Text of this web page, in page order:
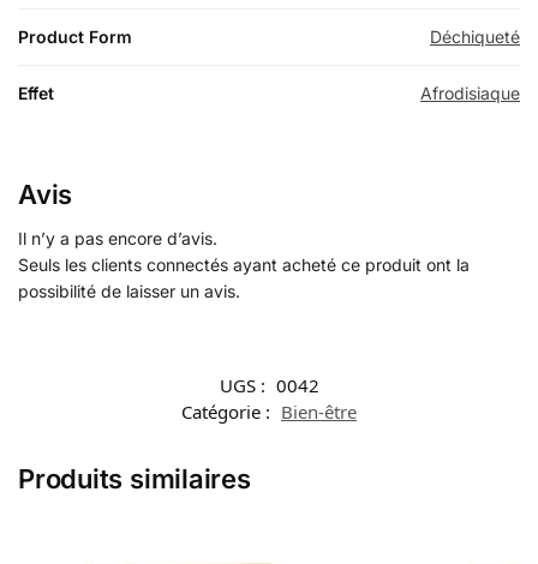
Product Form Déchiqueté
Effet Afrodisiaque
Avis
Il n’y a pas encore d’avis.
Seuls les clients connectés ayant acheté ce produit ont la
possibilité de laisser un avis.
UGS : 0042
Catégorie : Bien-être
Produits similaires